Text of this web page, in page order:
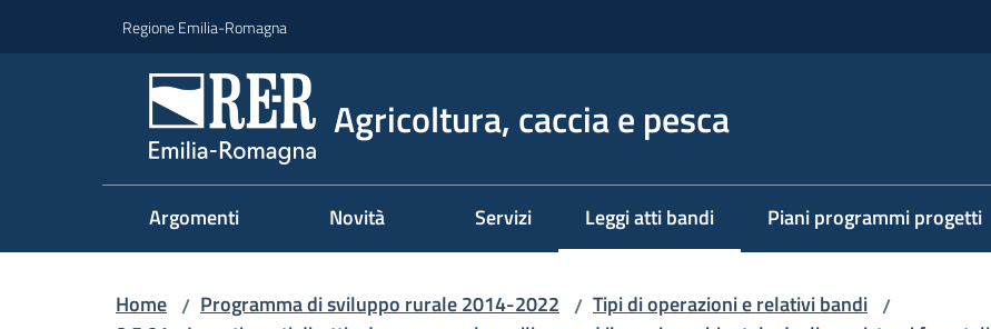
Regione Emilia-Romagna
Agricoltura, caccia e pesca
Argomenti Novità Servizi Leggi atti bandi
Menu selezionato Piani programmi progetti
Home / Programma di sviluppo rurale 2014-2022 / Tipi di operazioni e relativi bandi /